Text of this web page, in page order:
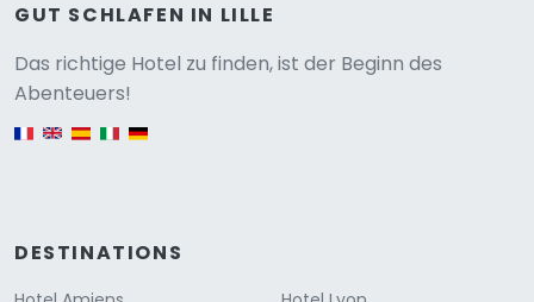
GUT SCHLAFEN IN LILLE
Das richtige Hotel zu finden, ist der Beginn des
Abenteuers!
English version
DESTINATIONS